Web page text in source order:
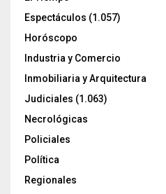
Espectáculos (1.057)
Horóscopo
Industria y Comercio
Inmobiliaria y Arquitectura
Judiciales (1.063)
Necrológicas
Policiales
Política
Regionales